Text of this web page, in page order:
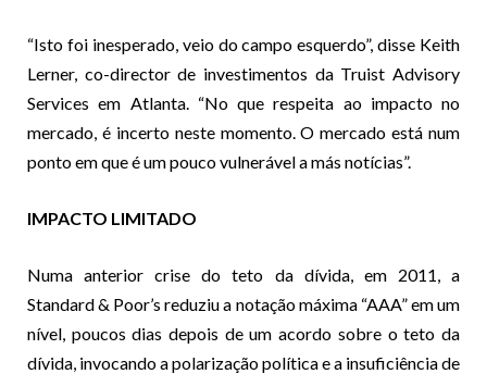
“Isto foi inesperado, veio do campo esquerdo”, disse Keith
Lerner, co-director de investimentos da Truist Advisory
Services em Atlanta. “No que respeita ao impacto no
mercado, é incerto neste momento. O mercado está num
ponto em que é um pouco vulnerável a más notícias”.
IMPACTO LIMITADO
Numa anterior crise do teto da dívida, em 2011, a
Standard & Poor’s reduziu a notação máxima “AAA” em um
nível, poucos dias depois de um acordo sobre o teto da
dívida, invocando a polarização política e a insuficiência de